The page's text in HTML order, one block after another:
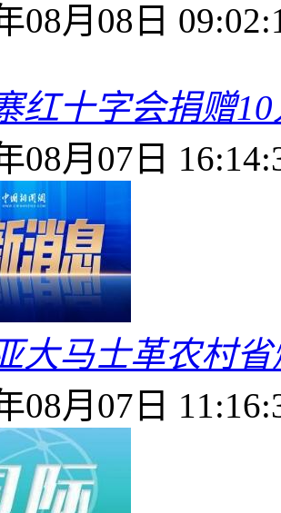
08月08日
红十字会捐赠
08月07日
大马士革农村
08月07日